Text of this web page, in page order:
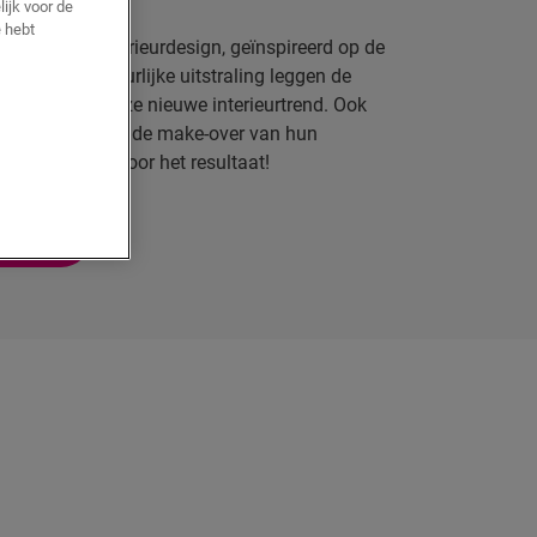
van het interieurdesign, geïnspireerd op de
Door hun natuurlijke uitstraling leggen de
basis voor deze nieuwe interieurtrend. Ook
dit vast bij de make-over van hun
je inspireren door het resultaat!
voor de
hebt